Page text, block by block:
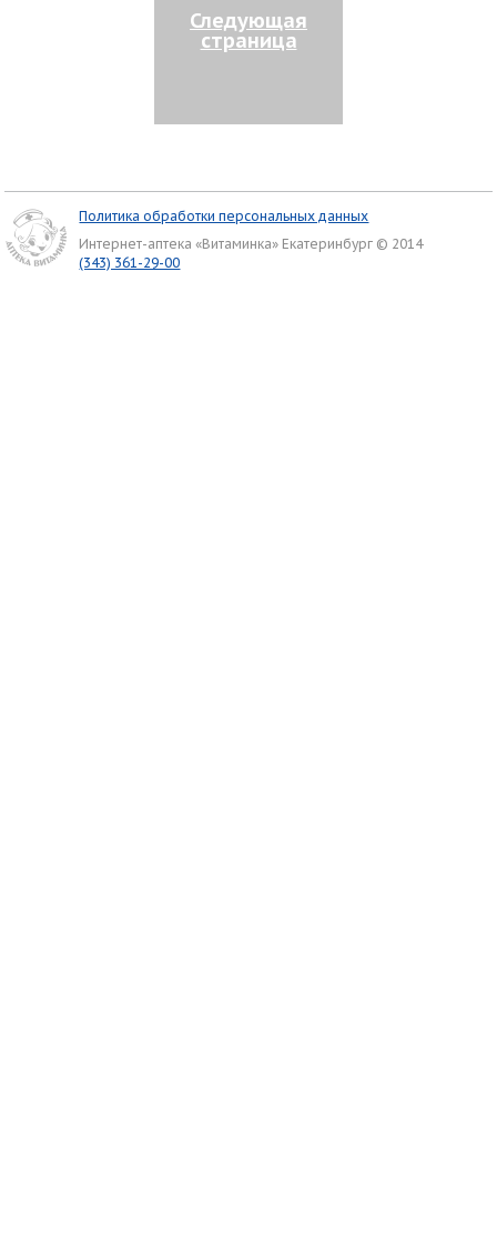
Следующая
страница
Политика обработки персональных данных
Интернет-аптека «Витаминка» Екатеринбург © 2014
(343) 361-29-00